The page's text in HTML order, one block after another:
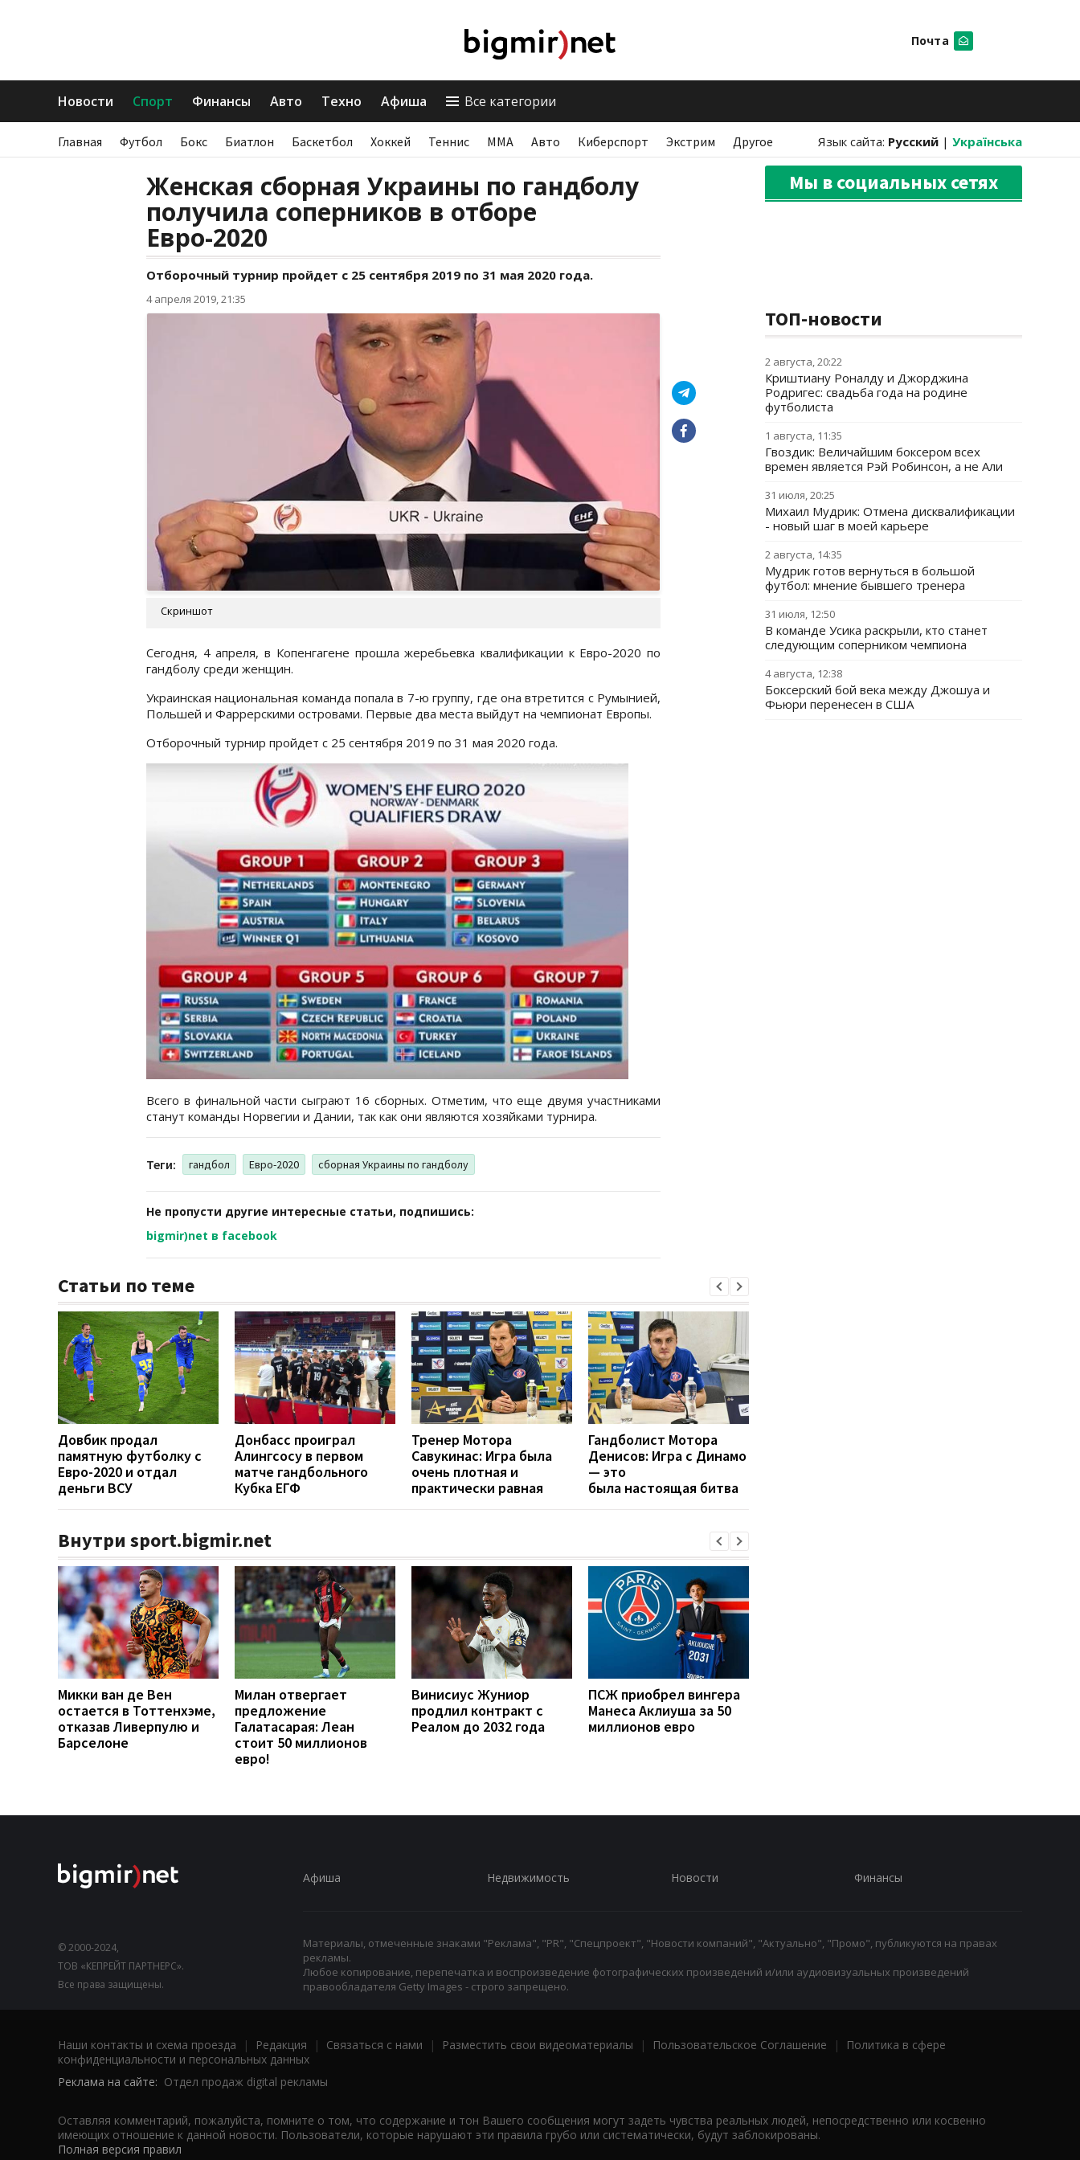
Почта
Новости Спорт Финансы Авто Техно Афиша Все категории
Главная Футбол Бокс Биатлон Баскетбол Хоккей Теннис ММА Авто Киберспорт Экстрим Другое Язык сайта: Русский | Українська
Женская сборная Украины по гандболу
получила соперников в отборе
Евро-2020
Отборочный турнир пройдет с 25 сентября 2019 по 31 мая 2020 года.
4 апреля 2019, 21:35
Скриншот
Сегодня, 4 апреля, в Копенгагене прошла жеребьевка квалификации к Евро-2020 по
гандболу среди женщин.
Украинская национальная команда попала в 7-ю группу, где она втретится с Румынией,
Польшей и Фаррерскими островами. Первые два места выйдут на чемпионат Европы.
Отборочный турнир пройдет с 25 сентября 2019 по 31 мая 2020 года.
Всего в финальной части сыграют 16 сборных. Отметим, что еще двумя участниками
станут команды Норвегии и Дании, так как они являются хозяйками турнира.
Теги: гандбол Евро-2020 сборная Украины по гандболу
Не пропусти другие интересные статьи, подпишись:
bigmir)net в facebook
Статьи по теме
Довбик продал
памятную футболку с
Евро-2020 и отдал
деньги ВСУ
Донбасс проиграл
Алингсосу в первом
матче гандбольного
Кубка ЕГФ
Тренер Мотора
Савукинас: Игра была
очень плотная и
практически равная
Гандболист Мотора
Денисов: Игра с Динамо
— это
была настоящая битва
Внутри sport.bigmir.net
Микки ван де Вен
остается в Тоттенхэме,
отказав Ливерпулю и
Барселоне
Милан отвергает
предложение
Галатасарая: Леан
стоит 50 миллионов
евро!
Винисиус Жуниор
продлил контракт с
Реалом до 2032 года
ПСЖ приобрел вингера
Манеса Аклиуша за 50
миллионов евро
Мы в социальных сетях
ТОП-новости
2 августа, 20:22
Криштиану Роналду и Джорджина
Родригес: свадьба года на родине
футболиста
1 августа, 11:35
Гвоздик: Величайшим боксером всех
времен является Рэй Робинсон, а не Али
31 июля, 20:25
Михаил Мудрик: Отмена дисквалификации
- новый шаг в моей карьере
2 августа, 14:35
Мудрик готов вернуться в большой
футбол: мнение бывшего тренера
31 июля, 12:50
В команде Усика раскрыли, кто станет
следующим соперником чемпиона
4 августа, 12:38
Боксерский бой века между Джошуа и
Фьюри перенесен в США
© 2000-2024,
ТОВ «КЕПРЕЙТ ПАРТНЕРС».
Все права защищены.
Афиша Недвижимость Новости Финансы
Материалы, отмеченные знаками "Реклама", "PR", "Спецпроект", "Новости компаний", "Актуально", "Промо", публикуются на правах
рекламы.
Любое копирование, перепечатка и воспроизведение фотографических произведений и/или аудиовизуальных произведений
правообладателя Getty Images - строго запрещено.
Наши контакты и схема проезда | Редакция | Связаться с нами | Разместить свои видеоматериалы | Пользовательское Соглашение |
Политика в сфере
конфиденциальности и персональных данных
Реклама на сайте: Отдел продаж digital рекламы
Оставляя комментарий, пожалуйста, помните о том, что содержание и тон Вашего сообщения могут задеть чувства реальных людей, непосредственно или косвенно
имеющих отношение к данной новости. Пользователи, которые нарушают эти правила грубо или систематически, будут заблокированы.
Полная версия правил